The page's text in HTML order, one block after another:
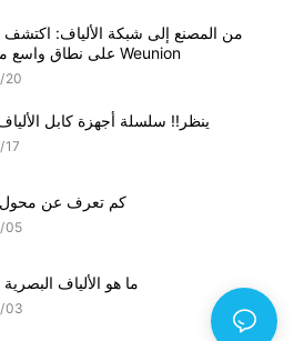
من المصنع إلى شبكة الألياف: اكتشف
FTTX على نطاق واسع من Weunion
20
ينظر!! سلسلة أجهزة كابل
17
كم تعرف عن محول
05
ما هو الألياف
03